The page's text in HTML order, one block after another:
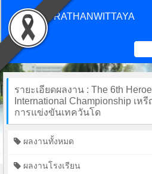
CHONPRATHANWITTAYA
รายะเอียดผลงาน : The 6th
International Championship เห
การแข่งขันเทควันโด
ผลงานทั้งหมด
ผลงานโรงเรียน